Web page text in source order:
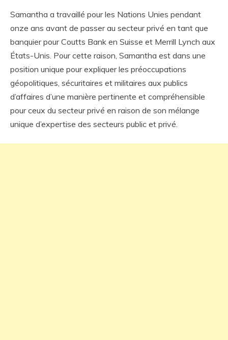
Samantha a travaillé pour les Nations Unies pendant
onze ans avant de passer au secteur privé en tant que
banquier pour Coutts Bank en Suisse et Merrill Lynch aux
États-Unis. Pour cette raison, Samantha est dans une
position unique pour expliquer les préoccupations
géopolitiques, sécuritaires et militaires aux publics
d’affaires d’une manière pertinente et compréhensible
pour ceux du secteur privé en raison de son mélange
unique d’expertise des secteurs public et privé.